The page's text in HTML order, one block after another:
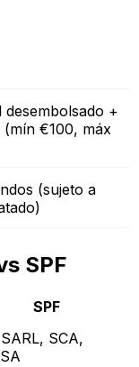
+
(mín €100, máx
(sujeto a
SPF
SPF
SCA,